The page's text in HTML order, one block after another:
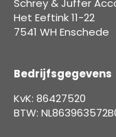
Schrey & Juffer
Het Eeftink 11-22
7541 WH Enschede
Bedrijfsgegevens
KvK: 86427520
BTW: